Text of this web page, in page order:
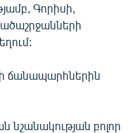
Գորիսի,
ճանապարհներին
բոլոր